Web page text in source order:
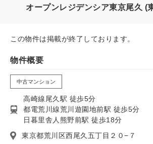
オープンレジデンシア東京尾久 (
この物件は掲載が終了しております。
物件概要
中古マンション
高崎線尾久駅 徒歩5分
都電荒川線荒川遊園地前駅 徒歩5分
日暮里舎人熊野前駅 徒歩18分
東京都荒川区西尾久五丁目２０−７